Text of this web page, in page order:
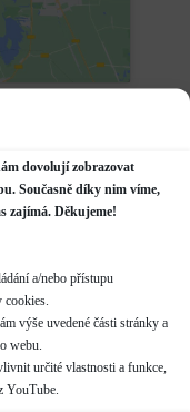
dovolují zobrazovat
Současně díky nim víme,
zajímá. Děkujeme!
a/nebo přístupu
výše uvedené části stránky a
webu.
určité vlastnosti a funkce,
YouTube.